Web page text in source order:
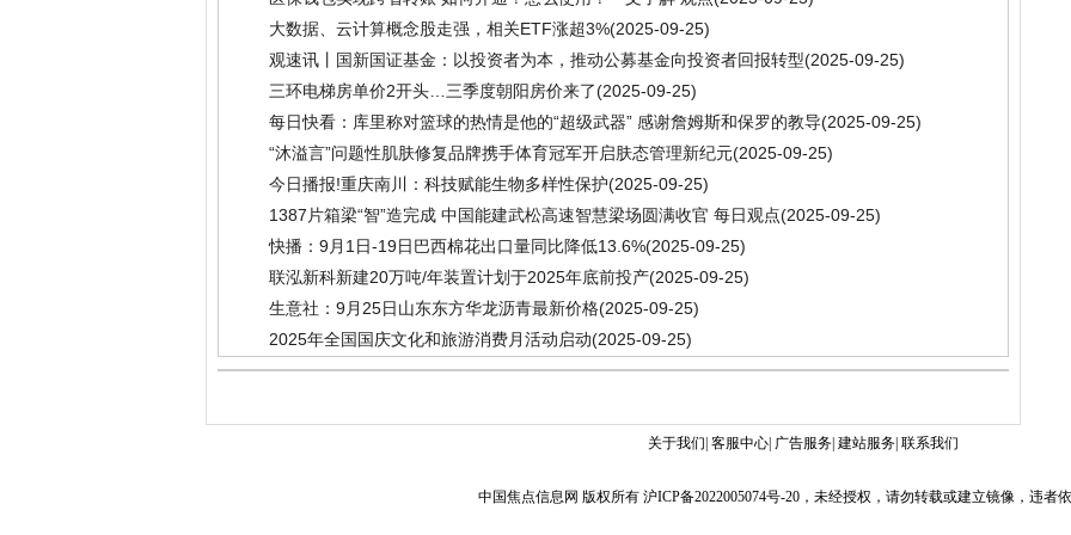
大数据、云计算概念股走强，相关ETF涨超3%(2025-09-25)
观速讯丨国新国证基金：以投资者为本，推动公募基金向投资者回报转型(2025-09-25)
三环电梯房单价2开头…三季度朝阳房价来了(2025-09-25)
每日快看：库里称对篮球的热情是他的“超级武器” 感谢詹姆斯和保罗的教导(2025-09-25)
“沐溢言”问题性肌肤修复品牌携手体育冠军开启肤态管理新纪元(2025-09-25)
今日播报!重庆南川：科技赋能生物多样性保护(2025-09-25)
1387片箱梁“智”造完成 中国能建武松高速智慧梁场圆满收官 每日观点(2025-09-25)
快播：9月1日-19日巴西棉花出口量同比降低13.6%(2025-09-25)
联泓新科新建20万吨/年装置计划于2025年底前投产(2025-09-25)
生意社：9月25日山东东方华龙沥青最新价格(2025-09-25)
2025年全国国庆文化和旅游消费月活动启动(2025-09-25)
关于我们| 客服中心| 广告服务| 建站服务| 联系我们
中国焦点信息网 版权所有 沪ICP备2022005074号-20，未经授权，请勿转载或建立镜像，违者依